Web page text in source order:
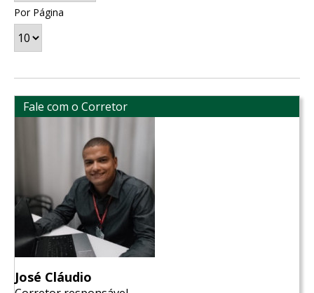
Por Página
Fale com o Corretor
José Cláudio